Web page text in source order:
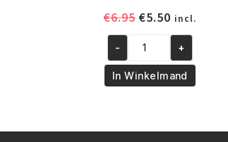
€6.95 Oorspronkelijke
was:
€6.95.
€5.50Huidige
prijs
is:
€5.50.
incl.
African
Pride
Olive
- +
In Winkelmand